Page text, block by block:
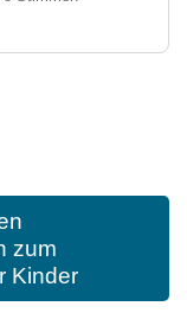
mir nicht
zum
Kinder